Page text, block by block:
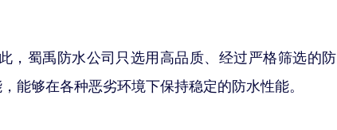
，蜀禹防水公司只选用高品质、经过严格筛选的
能够在各种恶劣环境下保持稳定的防水性能。